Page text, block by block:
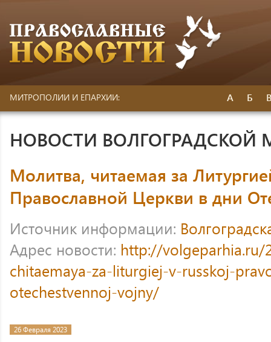
МИТРОПОЛИИ И ЕПАРХИИ: А Б
НОВОСТИ
Молитва, читаемая за
Православной Церкви в дни
Источник информации:
Адрес новости: http://
chitaemaya-za-liturgiej-v-russkoj-
otechestvennoj-vojny/
26 Февраля 2023